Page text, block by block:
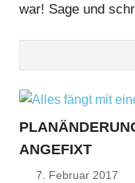
war! Sage und
ANGEFIXT
7. Februar 2017